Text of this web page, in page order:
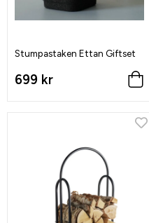
Stumpastaken Ettan Giftset
699 kr